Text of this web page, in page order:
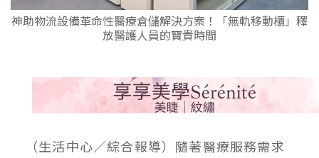
神助物流設備革命性醫療倉儲解決方案！「無軌移動櫃」釋
放醫護人員的寶貴時間
（生活中心／綜合報導）隨著醫療服務需求